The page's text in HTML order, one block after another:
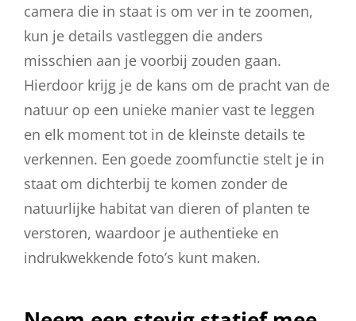
camera die in staat is om ver in te zoomen,
kun je details vastleggen die anders
misschien aan je voorbij zouden gaan.
Hierdoor krijg je de kans om de pracht van de
natuur op een unieke manier vast te leggen
en elk moment tot in de kleinste details te
verkennen. Een goede zoomfunctie stelt je in
staat om dichterbij te komen zonder de
natuurlijke habitat van dieren of planten te
verstoren, waardoor je authentieke en
indrukwekkende foto’s kunt maken.